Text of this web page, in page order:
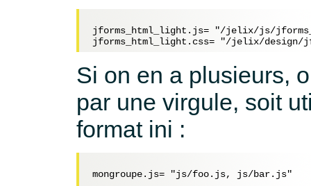
jforms_html_light.js= "/jelix/js/
Si on en a plusieurs,
par une virgule, soit
format ini :
mongroupe.js= "js/foo.js, js/bar.js"